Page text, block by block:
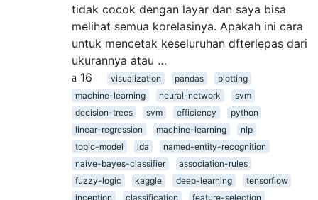
tidak cocok dengan layar dan saya bisa
melihat semua korelasinya. Apakah ini cara
untuk mencetak keseluruhan dfterlepas dari
ukurannya atau …
16
visualization pandas
plotting
machine-learning
neural-network
svm
decision-trees
svm efficiency
python
linear-regression
machine-learning
nlp
topic-model
lda
named-entity-recognition
naive-bayes-classifier
association-rules
fuzzy-logic
kaggle deep-learning
tensorflow
inception
classification
feature-selection